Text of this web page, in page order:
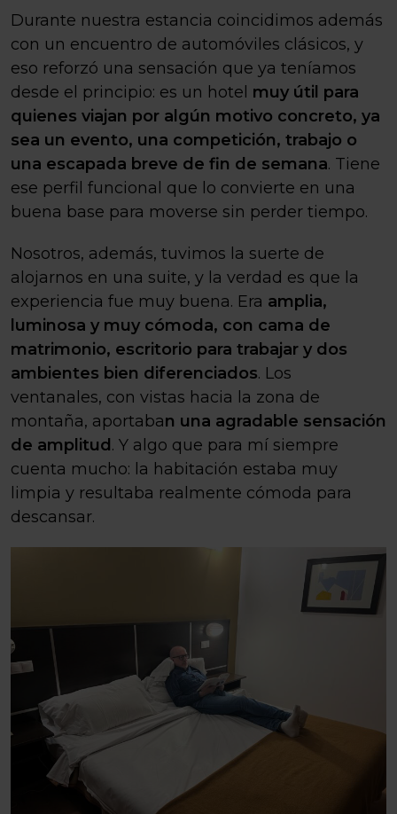
Durante nuestra estancia coincidimos además
con un encuentro de automóviles clásicos, y
eso reforzó una sensación que ya teníamos
desde el principio: es un hotel muy útil para
quienes viajan por algún motivo concreto, ya
sea un evento, una competición, trabajo o
una escapada breve de fin de semana. Tiene
ese perfil funcional que lo convierte en una
buena base para moverse sin perder tiempo.
Nosotros, además, tuvimos la suerte de
alojarnos en una suite, y la verdad es que la
experiencia fue muy buena. Era amplia,
luminosa y muy cómoda, con cama de
matrimonio, escritorio para trabajar y dos
ambientes bien diferenciados. Los
ventanales, con vistas hacia la zona de
montaña, aportaban una agradable sensación
de amplitud . Y algo que para mí siempre
cuenta mucho: la habitación estaba muy
limpia y resultaba realmente cómoda para
descansar.